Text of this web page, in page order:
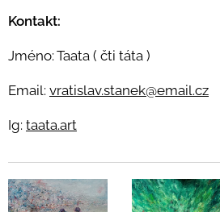
Kontakt:
Jméno: Taata ( čti táta )
Email: vratislav.stanek@email.cz
Ig: taata.art